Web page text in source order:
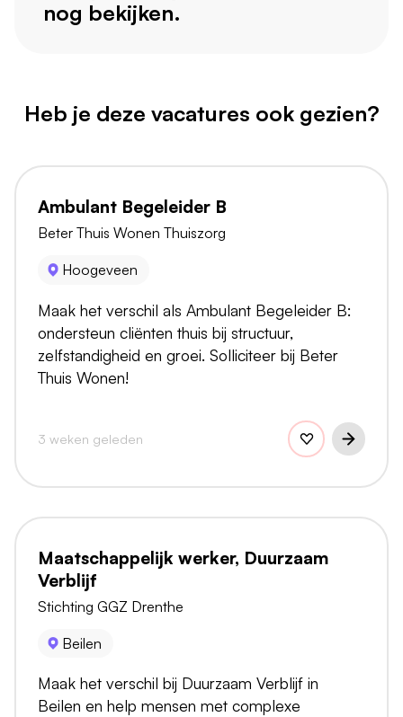
nog bekijken.
Heb je deze vacatures ook gezien?
Ambulant Begeleider B
Beter Thuis Wonen Thuiszorg
Hoogeveen
Maak het verschil als Ambulant Begeleider B:
ondersteun cliënten thuis bij structuur,
zelfstandigheid en groei. Solliciteer bij Beter
Thuis Wonen!
3 weken geleden
Maatschappelijk werker, Duurzaam
Verblijf
Stichting GGZ Drenthe
Beilen
Maak het verschil bij Duurzaam Verblijf in
Beilen en help mensen met complexe